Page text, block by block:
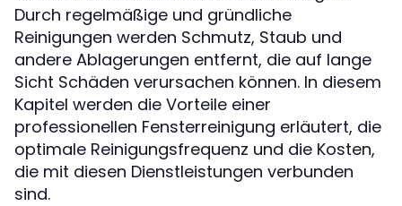
Durch regelmäßige und gründliche
Reinigungen werden Schmutz, Staub und
andere Ablagerungen entfernt, die auf lange
Sicht Schäden verursachen können. In diesem
Kapitel werden die Vorteile einer
professionellen Fensterreinigung erläutert, die
optimale Reinigungsfrequenz und die Kosten,
die mit diesen Dienstleistungen verbunden
sind.